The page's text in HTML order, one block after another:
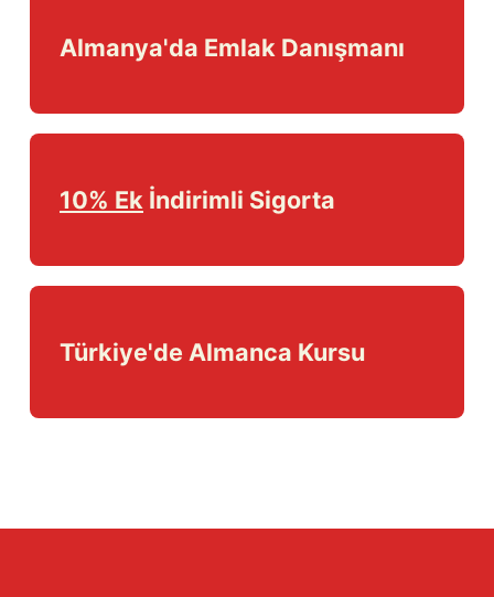
Almanya'da Emlak Danışmanı
10% Ek İndirimli Sigorta
Türkiye'de Almanca Kursu